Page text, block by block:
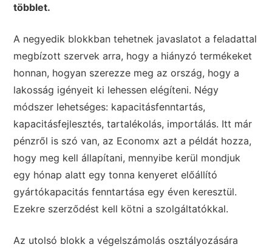
többlet.
A negyedik blokkban tehetnek javaslatot a feladattal
megbízott szervek arra, hogy a hiányzó termékeket
honnan, hogyan szerezze meg az ország, hogy a
lakosság igényeit ki lehessen elégíteni. Négy
módszer lehetséges: kapacitásfenntartás,
kapacitásfejlesztés, tartalékolás, importálás. Itt már
pénzről is szó van, az Economx azt a példát hozza,
hogy meg kell állapítani, mennyibe kerül mondjuk
egy hónap alatt egy tonna kenyeret előállító
gyártókapacitás fenntartása egy éven keresztül.
Ezekre szerződést kell kötni a szolgáltatókkal.
Az utolsó blokk a végelszámolás osztályozására